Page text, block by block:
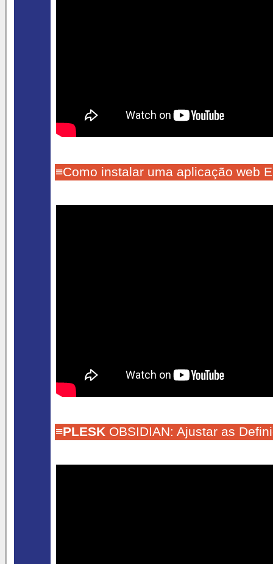
≡Como instalar uma aplicação web
≡PLESK OBSIDIAN: Ajustar as